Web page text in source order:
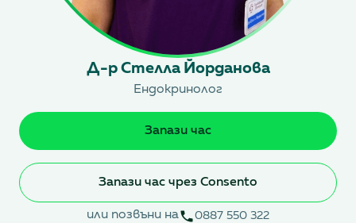
Д-р Стелла Йорданова
Ендокринолог
Запази час
Запази час чрез Consento
или позвъни на 0887 550 322